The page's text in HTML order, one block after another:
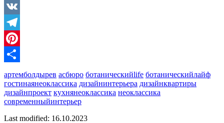
Facebook
VK
Telegram
Pinterest
Отправить
артемболдырев асбюро ботаническийlife ботаническийлайф
гостинаянеоклассика дизайнинтерьера дизайнквартиры
дизайнпроект кухнянеоклассика неоклассика
современныйинтерьер
Last modified: 16.10.2023